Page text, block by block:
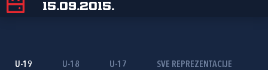
15.09.2015.
U-19 U-18 U-17 SVE REPREZENTACIJE